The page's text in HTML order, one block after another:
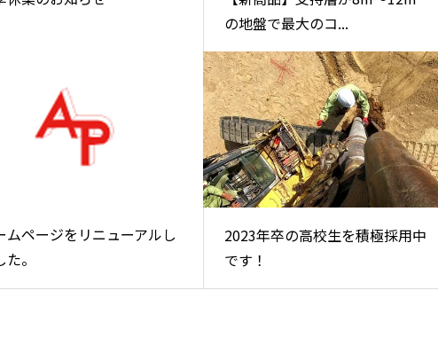
の地盤で最大のコ...
ムページをリニューアルし
た。
2023年卒の高校生を積極採用中
です！